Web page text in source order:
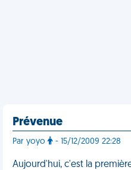
Prévenue
Par yoyo - 15/12/2009 22:28
Aujourd'hui, c'est la